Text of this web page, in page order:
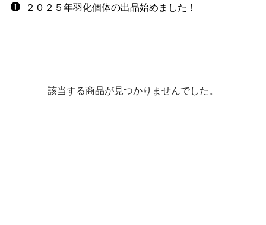
２０２５年羽化個体の出品始めました！
該当する商品が見つかりませんでした。